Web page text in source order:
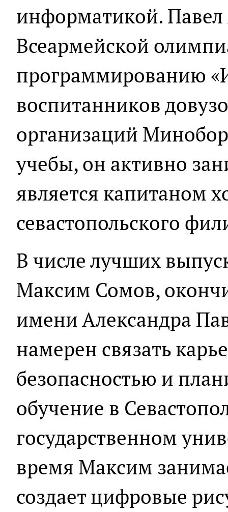
информатикой. Павел
Всеармейской
программированию
воспитанников
организаций
учебы, он активно
является капитаном
севастопольского
В числе лучших
Максим Сомов,
имени Александра
намерен связать
безопасностью и
обучение в
государственном
время Максим
создает цифровые